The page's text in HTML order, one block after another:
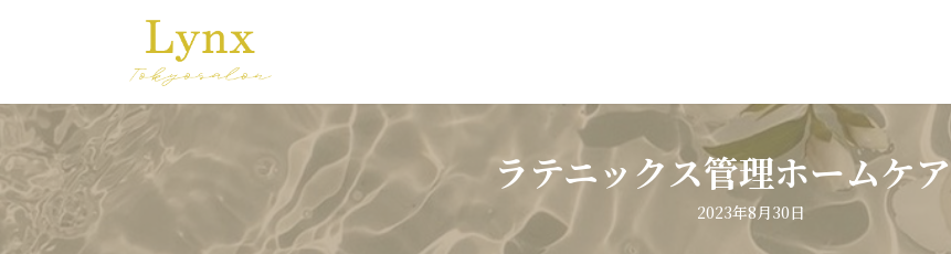
ツ
ス
キ
ッ
プ
シ
ン
に
移
動
ラテニックス管理ホームケア
2023年8月30日